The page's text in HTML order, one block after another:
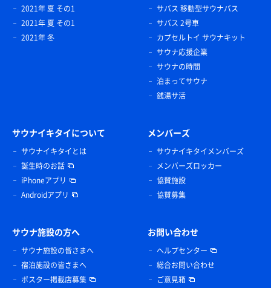
2021年 夏 その1
2021年 夏 その1
2021年 冬
サバス 移動型サウナバス
サバス 2号車
カプセルトイ サウナキット
サウナ応援企業
サウナの時間
泊まってサウナ
銭湯サ活
サウナイキタイについて
サウナイキタイとは
誕生時のお話
iPhoneアプリ
Androidアプリ
メンバーズ
サウナイキタイメンバーズ
メンバーズロッカー
協賛施設
協賛募集
サウナ施設の方へ
サウナ施設の皆さまへ
宿泊施設の皆さまへ
ポスター掲載店募集
お問い合わせ
ヘルプセンター
総合お問い合わせ
ご意見箱